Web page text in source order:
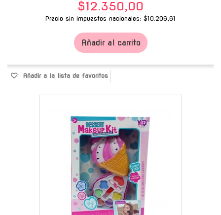
$12.350,00
Precio sin impuestos nacionales: $10.206,61
Añadir al carrito
Añadir a la lista de favoritos